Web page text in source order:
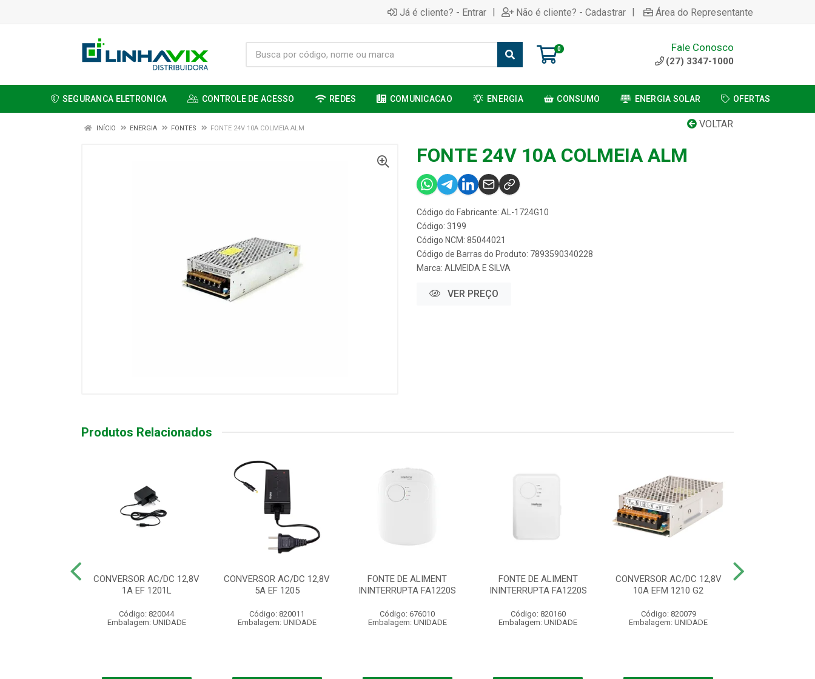
Já é cliente? - Entrar | Não é cliente? - Cadastrar | Área do Representante
0 Fale Conosco
(27) 3347-1000
SEGURANCA ELETRONICA CONTROLE DE ACESSO REDES COMUNICACAO ENERGIA CONSUMO ENERGIA SOLAR OFERTAS
VOLTAR
INÍCIO ENERGIA FONTES FONTE 24V 10A COLMEIA ALM
FONTE 24V 10A COLMEIA ALM
Código do Fabricante: AL-1724G10
Código: 3199
Código NCM: 85044021
Código de Barras do Produto: 7893590340228
Marca: ALMEIDA E SILVA
VER PREÇO
Produtos Relacionados
CONVERSOR AC/DC 12,8V
1A EF 1201L
Código: 820044
Embalagem: UNIDADE
CONVERSOR AC/DC 12,8V
5A EF 1205
Código: 820011
Embalagem: UNIDADE
FONTE DE ALIMENT
ININTERRUPTA FA1220S
Código: 676010
Embalagem: UNIDADE
FONTE DE ALIMENT
ININTERRUPTA FA1220S
Código: 820160
Embalagem: UNIDADE
CONVERSOR AC/DC 12,8V
10A EFM 1210 G2
Código: 820079
Embalagem: UNIDADE